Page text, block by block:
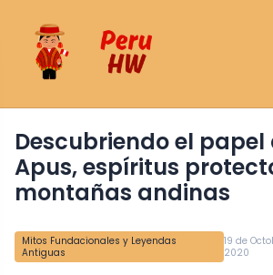
Mitos Fundacionales y Leyendas
Antiguas
19 de
2020
Descubriendo el papel de los
Apus, espíritus
montañas andinas